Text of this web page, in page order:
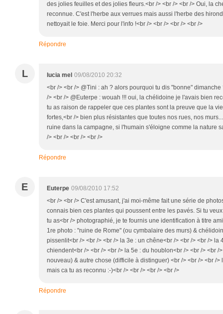
des jolies feuilles et des jolies fleurs.<br /> <br /> <br /> Oui, la
reconnue. C'est l'herbe aux verrues mais aussi l'herbe des
nettoyait le foie. Merci pour l'info !<br /> <br /> <br /> <br />
Répondre
L lucia mel 09/08/2010 20:32
<br /> <br /> @Tini : ah ? alors pourquoi tu dis "bonne"
/> <br /> @Euterpe : wouah !!! oui, la chélidoine je l'avais bien
tu as raison de rappeler que ces plantes sont la preuve que la
fortes,<br /> bien plus résistantes que toutes nos rues, nos
ruine dans la campagne, si l'humain s'éloigne comme la nature
/> <br /> <br /> <br />
Répondre
E Euterpe 09/08/2010 17:52
<br /> <br /> C'est amusant, j'ai moi-même fait une série de
connais bien ces plantes qui poussent entre les pavés. Si tu
tu as<br /> photographié, je te fournis une identification à titre
1re photo : "ruine de Rome" (ou cymbalaire des murs) &
pissenlit<br /> <br /> <br /> la 3e : un chêne<br /> <br /> <br />
chiendent<br /> <br /> <br /> la 5e : du houblon<br /> <br /> <br /
nouveau) & autre chose (difficile à distinguer) <br /> <br /> <br />
mais ca tu as reconnu :-)<br /> <br /> <br /> <br />
Répondre